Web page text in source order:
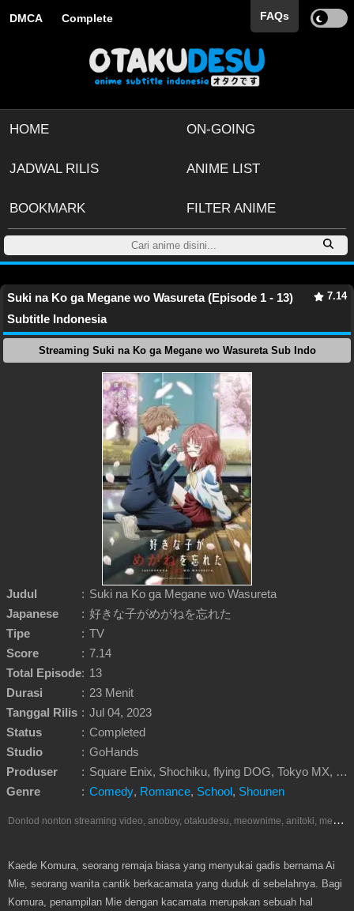
DMCA Complete FAQs
HOME ON-GOING
JADWAL RILIS ANIME LIST
BOOKMARK FILTER ANIME
Suki na Ko ga Megane wo Wasureta (Episode 1 - 13)
Subtitle Indonesia
7.14
Streaming Suki na Ko ga Megane wo Wasureta Sub Indo
Judul : Suki na Ko ga Megane wo Wasureta
Japanese
: 好きな子がめがねを忘れた
Tipe
: TV
Score
: 7.14
Total Episode: 13
Durasi
: 23 Menit
Tanggal Rilis : Jul 04, 2023
Status
: Completed
Studio
: GoHands
Produser
:
Square Enix, Shochiku, flying DOG, Tokyo MX, Glovision, Hakuhodo DY Music & Pictures, U-NEXT, FuRyu, BS Asahi
Genre
: Comedy, Romance, School , Shounen
D
onlod nonton streaming video, anoboy, otakudesu, meownime, anitoki, meguminime, melody, oploverz, anoboy, nimegami, unduh, riie net, drivenime, myanimelist, MAL, kusonime, neonime, bstation, maxnime, animeindo, Netflix, crunchyroll, neonime, samehadaku, streaming, otakupoi, awsubs, anibatch, anikyojin, nekonime, kurogaze, zippyshare, vidio google drive, Muse Indonesia, iQIYI, Viu, Ani-One Asia, Animenonton, Otaku desu, Mangaku, Anibatch,Vidio, Genflix, Amazon Prime Video, Terlengkap Google Drive 240p, 3GP, Muse Indonesia.
Kaede Komura, seorang remaja biasa yang menyukai gadis bernama Ai
Mie, seorang wanita cantik berkacamata yang duduk di sebelahnya. Bagi
Komura, penampilan Mie dengan kacamata merupakan sebuah hal